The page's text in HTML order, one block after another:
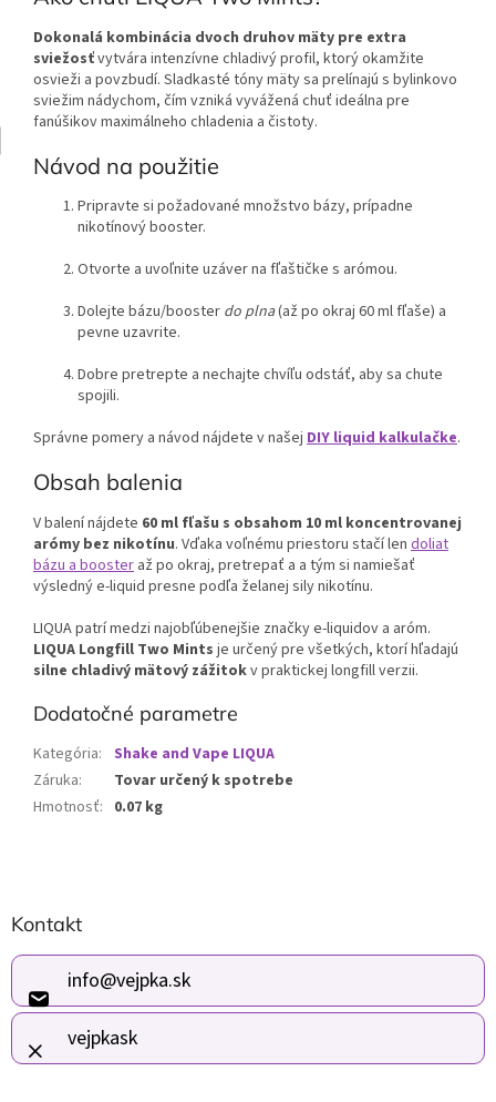
Dokonalá kombinácia dvoch druhov mäty pre extra
sviežosťvytvára intenzívne chladivý profil, ktorý okamžite
osvieži a povzbudí. Sladkasté tóny mäty sa prelínajú s bylinkovo
sviežim nádychom, čím vzniká vyvážená chuť ideálna pre
fanúšikov maximálneho chladenia a čistoty.
Návod na použitie
Pripravte si požadované množstvo bázy, prípadne
nikotínový booster.
Otvorte a uvoľnite uzáver na fľaštičke s arómou.
Dolejte bázu/booster do plna(až po okraj 60 ml fľaše) a
pevne uzavrite.
Dobre pretrepte a nechajte chvíľu odstáť, aby sa chute
spojili.
Správne pomery a návod nájdete v našej DIY liquid kalkulačke.
Obsah balenia
V balení nájdete 60 ml fľašu s obsahom 10 ml koncentrovanej
arómy bez nikotínu. Vďaka voľnému priestoru stačí len doliat
bázu a booster až po okraj, pretrepať a a tým si namiešať
výsledný e-liquid presne podľa želanej sily nikotínu.
LIQUA patrí medzi najobľúbenejšie značky e-liquidov a aróm.
LIQUA Longfill Two Mints je určený pre všetkých, ktorí hľadajú
silne chladivý mätový zážitokv praktickej longfill verzii.
Dodatočné parametre
Kategória: Shake and Vape LIQUA
Záruka:
Tovar určený k spotrebe
Hmotnosť: 0.07 kg
á
p
t
i
e
Kontakt
info@vejpka.sk
vejpkask